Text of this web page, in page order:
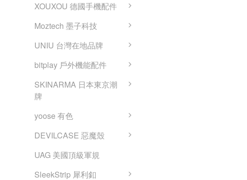
XOUXOU 德國手機配件
Moztech 墨子科技
UNIU 台灣在地品牌
bitplay 戶外機能配件
SKINARMA 日本東京潮
牌
yoose 有色
DEVILCASE 惡魔殼
UAG 美國頂級軍規
SleekStrip 犀利釦